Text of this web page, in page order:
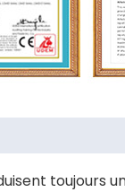
toujours